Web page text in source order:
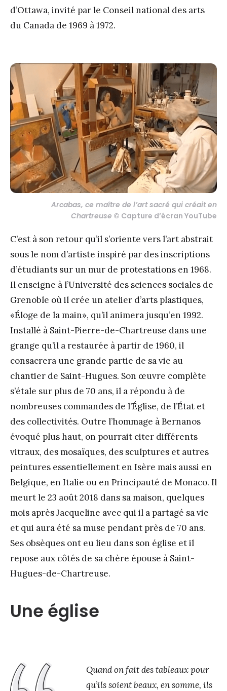
d’Ottawa, invité par le Conseil national des arts
du Canada de 1969 à 1972.
Arcabas, ce maître de l’art sacré qui créait en
Chartreuse © Capture d’écran YouTube
C’est à son retour qu’il s’oriente vers l’art abstrait
sous le nom d’artiste inspiré par des inscriptions
d’étudiants sur un mur de protestations en 1968.
Il enseigne à l’Université des sciences sociales de
Grenoble où il crée un atelier d’arts plastiques,
«Éloge de la main», qu’il animera jusqu’en 1992.
Installé à Saint-Pierre-de-Chartreuse dans une
grange qu’il a restaurée à partir de 1960, il
consacrera une grande partie de sa vie au
chantier de Saint-Hugues. Son œuvre complète
s’étale sur plus de 70 ans, il a répondu à de
nombreuses commandes de l’Église, de l’État et
des collectivités. Outre l’hommage à Bernanos
évoqué plus haut, on pourrait citer différents
vitraux, des mosaïques, des sculptures et autres
peintures essentiellement en Isère mais aussi en
Belgique, en Italie ou en Principauté de Monaco. Il
meurt le 23 août 2018 dans sa maison, quelques
mois après Jacqueline avec qui il a partagé sa vie
et qui aura été sa muse pendant près de 70 ans.
Ses obsèques ont eu lieu dans son église et il
repose aux côtés de sa chère épouse à Saint-
Hugues-de-Chartreuse.
Une église
Quand on fait des tableaux pour
qu’ils soient beaux, en somme, ils